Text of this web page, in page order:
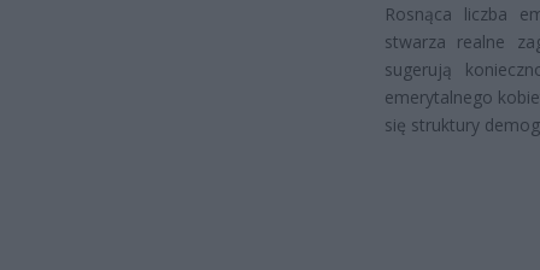
Rosnąca liczba
stwarza realne
sugerują
emerytalnego
się struktury